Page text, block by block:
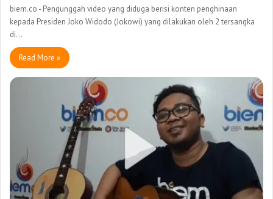
biem.co - Pengunggah video yang diduga berisi konten penghinaan
kepada Presiden Joko Widodo (Jokowi) yang dilakukan oleh 2 tersangka
di…
Read More »